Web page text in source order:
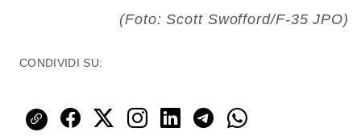
(Foto: Scott Swofford/F-35 JPO)
CONDIVIDI SU: